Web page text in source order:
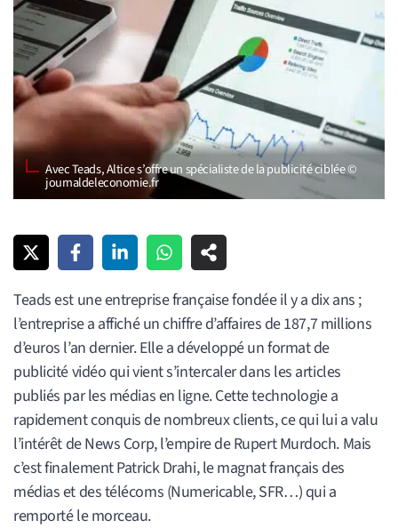
Avec Teads, Altice s’offre un spécialiste de la publicité ciblée ©
journaldeleconomie.fr
Teads est une entreprise française fondée il y a dix ans ;
l’entreprise a affiché un chiffre d’affaires de 187,7 millions
d’euros l’an dernier. Elle a développé un format de
publicité vidéo qui vient s’intercaler dans les articles
publiés par les médias en ligne. Cette technologie a
rapidement conquis de nombreux clients, ce qui lui a valu
l’intérêt de News Corp, l’empire de Rupert Murdoch. Mais
c’est finalement Patrick Drahi, le magnat français des
médias et des télécoms (Numericable, SFR…) qui a
remporté le morceau.